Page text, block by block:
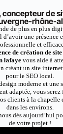
concepteur de
rhône-
de plus en plus
d’avoir une présence
et
de création de
lafaye vous aide à
créant un site
pour le SEO local.
moderne et une
adaptée, vous
clients à la chapelle
dans les environs.
dès aujourd’hui
de votre projet !